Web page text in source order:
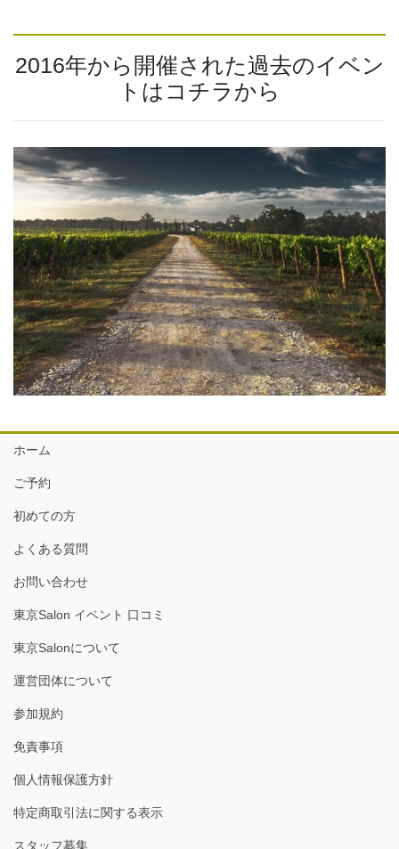
2016年から開催された過去のイベン
トはコチラから
ホーム
ご予約
初めての方
よくある質問
お問い合わせ
東京Salon イベント 口コミ
東京Salonについて
運営団体について
参加規約
免責事項
個人情報保護方針
特定商取引法に関する表示
スタッフ募集